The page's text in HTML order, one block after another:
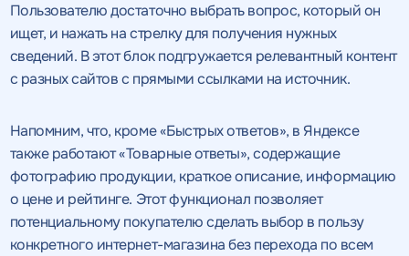
Пользователю достаточно выбрать вопрос, который он
ищет, и нажать на стрелку для получения нужных
сведений. В этот блок подгружается релевантный контент
с разных сайтов с прямыми ссылками на источник.
Напомним, что, кроме «Быстрых ответов», в Яндексе
также работают «Товарные ответы», содержащие
фотографию продукции, краткое описание, информацию
о цене и рейтинге. Этот функционал позволяет
потенциальному покупателю сделать выбор в пользу
конкретного интернет-магазина без перехода по всем